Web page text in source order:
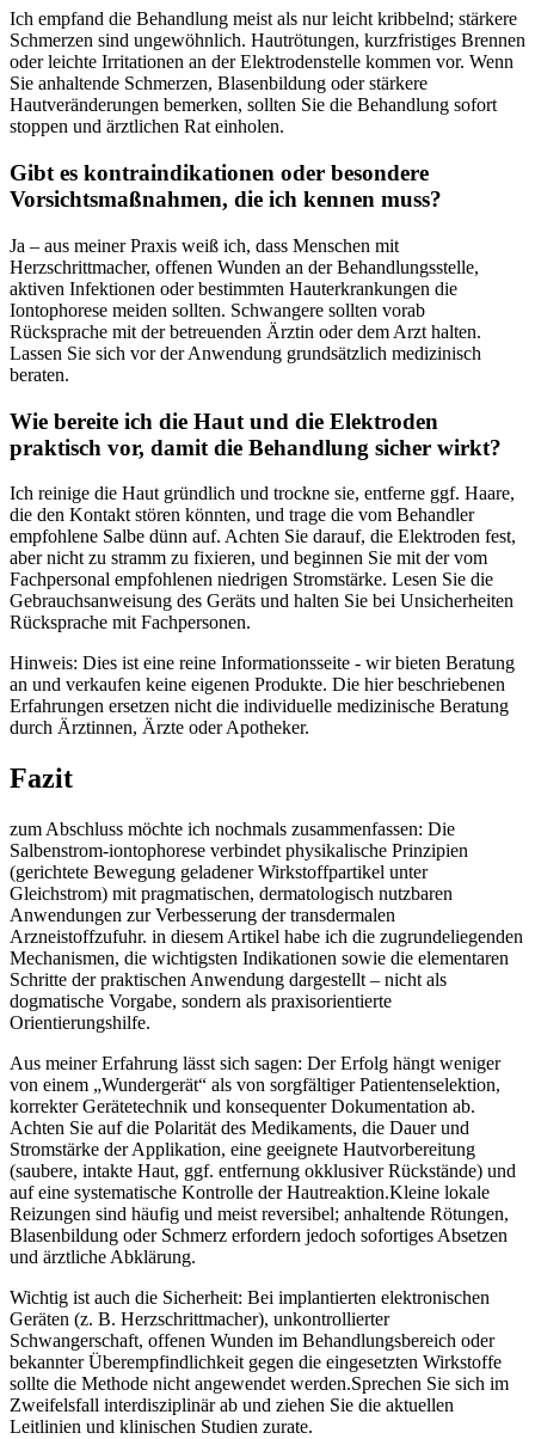
Ich ‍empfand die Behandlung meist als ​nur leicht ​kribbelnd; stärkere
Schmerzen sind ungewöhnlich. ‍Hautrötungen, kurzfristiges Brennen⁣
oder leichte Irritationen an der Elektrodenstelle kommen ​vor. Wenn
Sie ⁤anhaltende⁣ Schmerzen,⁤ Blasenbildung oder stärkere
Hautveränderungen bemerken, sollten​ Sie die Behandlung ⁣sofort
stoppen und ärztlichen⁢ Rat‌ einholen.
Gibt es⁤ kontraindikationen oder besondere
Vorsichtsmaßnahmen, ‍die ich kennen ⁣muss?
Ja – aus ⁢meiner Praxis ‌weiß ich, ​dass⁤ Menschen mit
Herzschrittmacher, offenen Wunden an⁣ der Behandlungsstelle,
aktiven Infektionen oder bestimmten Hauterkrankungen die
Iontophorese meiden sollten. Schwangere sollten‍ vorab⁣
Rücksprache⁤ mit der betreuenden Ärztin oder dem Arzt halten.
Lassen Sie sich vor‍ der Anwendung grundsätzlich medizinisch
beraten.
Wie bereite⁣ ich die ​Haut und ‌die Elektroden⁣
praktisch vor, damit die Behandlung sicher wirkt?
Ich reinige die Haut gründlich und trockne sie, entferne ggf.​ Haare,
die den Kontakt stören ​könnten, und ⁢trage die vom Behandler
empfohlene Salbe dünn auf.​ Achten Sie darauf,⁣ die Elektroden fest,
aber‌ nicht zu stramm zu fixieren, und beginnen​ Sie mit ‍der vom
Fachpersonal empfohlenen niedrigen⁤ Stromstärke.⁤ Lesen Sie die
Gebrauchsanweisung des Geräts und halten Sie bei Unsicherheiten
Rücksprache mit Fachpersonen.
Hinweis: Dies ⁢ist eine​ reine Informationsseite ​- wir⁣ bieten Beratung
an und verkaufen keine eigenen Produkte. Die hier beschriebenen
Erfahrungen ⁤ersetzen nicht die individuelle medizinische Beratung
⁢durch Ärztinnen, Ärzte oder‍ Apotheker.
Fazit
zum​ Abschluss möchte ich⁢ nochmals zusammenfassen: ⁤Die
Salbenstrom-iontophorese⁣ verbindet physikalische Prinzipien
(gerichtete Bewegung geladener⁤ Wirkstoffpartikel unter
Gleichstrom) mit pragmatischen, dermatologisch nutzbaren
Anwendungen zur Verbesserung ⁤der transdermalen
Arzneistoffzufuhr.⁣ in diesem Artikel habe‌ ich die ⁤zugrundeliegenden
Mechanismen, die wichtigsten Indikationen sowie die⁣ elementaren
Schritte der praktischen Anwendung ‍dargestellt – nicht als
dogmatische Vorgabe, sondern⁤ als praxisorientierte⁤
Orientierungshilfe.
Aus meiner Erfahrung lässt sich sagen: Der Erfolg hängt ‌weniger
von einem⁣ „Wundergerät“ ‌als von sorgfältiger Patientenselektion,
korrekter Gerätetechnik ‍und konsequenter Dokumentation​ ab.
Achten Sie auf die Polarität des Medikaments, die Dauer und
Stromstärke ⁣der ‍Applikation, eine geeignete Hautvorbereitung
‍(saubere, intakte Haut, ggf. entfernung okklusiver ⁢Rückstände) und
auf eine systematische Kontrolle ‍der ​Hautreaktion.Kleine‌ lokale‍
Reizungen ⁣sind häufig⁢ und meist reversibel; anhaltende Rötungen,
Blasenbildung ⁢oder ⁣Schmerz erfordern jedoch sofortiges⁢ Absetzen
und ärztliche Abklärung.
Wichtig ist ‍auch die Sicherheit: Bei ⁤implantierten ‌elektronischen ​
Geräten⁤ (z.⁢ B.⁣ Herzschrittmacher), ⁤unkontrollierter
Schwangerschaft, offenen Wunden im Behandlungsbereich oder
bekannter Überempfindlichkeit gegen die ⁢eingesetzten Wirkstoffe
sollte die Methode nicht angewendet⁣ werden.Sprechen‍ Sie sich im
Zweifelsfall interdisziplinär ⁤ab ‌und ziehen Sie die aktuellen‌
Leitlinien und klinischen Studien zurate.